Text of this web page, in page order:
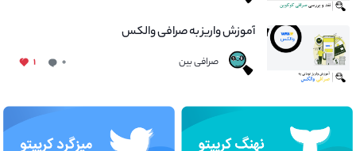
آموزش واریز به صرافی والکس
صرافی بین ۰ ۱